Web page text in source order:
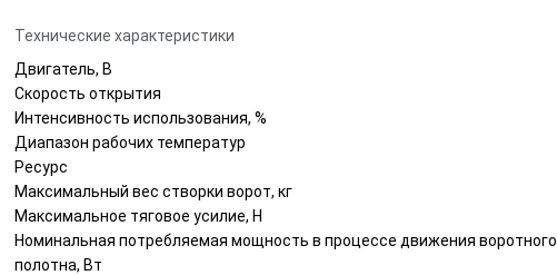
Технические характеристики
Двигатель, В
Скорость открытия
Интенсивность использования, %
Диапазон рабочих температур
Ресурс
Максимальный вес створки ворот, кг
Максимальное тяговое усилие, H
Номинальная потребляемая мощность в процессе движения воротного
полотна, Вт